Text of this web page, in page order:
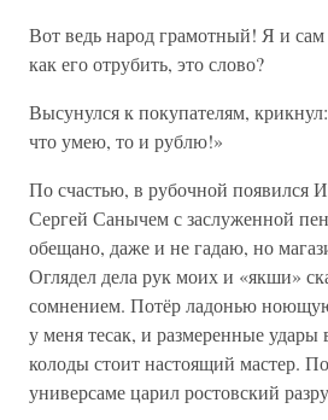
Вот ведь народ грамотный! Я и сам
как его отрубить, это слово?
Высунулся к покупателям,
что умею, то и рублю!»
По счастью, в рубочной появился
Сергей Санычем с заслуженной
обещано, даже и не гадаю, но
Оглядел дела рук моих и «якши»
сомнением. Потёр ладонью
у меня тесак, и размеренные удары
колоды стоит настоящий мастер.
универсаме царил ростовский